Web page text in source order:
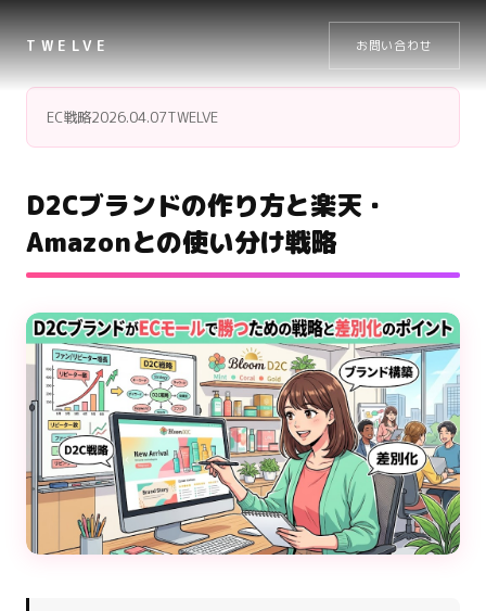
TWELVE お問い合わせ
EC戦略2026.04.07TWELVE
D2Cブランドの作り方と楽天・
Amazonとの使い分け戦略